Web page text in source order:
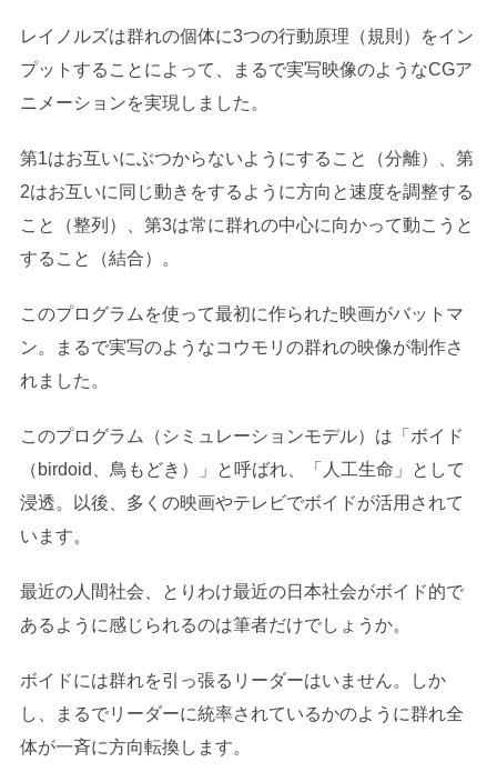
レイノルズは群れの個体に3つの行動原理（規則）をイン
プットすることによって、まるで実写映像のようなCGア
ニメーションを実現しました。
第1はお互いにぶつからないようにすること（分離）、第
2はお互いに同じ動きをするように方向と速度を調整する
こと（整列）、第3は常に群れの中心に向かって動こうと
すること（結合）。
このプログラムを使って最初に作られた映画がバットマ
ン。まるで実写のようなコウモリの群れの映像が制作さ
れました。
このプログラム（シミュレーションモデル）は「ボイド
（birdoid、鳥もどき）」と呼ばれ、「人工生命」として
浸透。以後、多くの映画やテレビでボイドが活用されて
います。
最近の人間社会、とりわけ最近の日本社会がボイド的で
あるように感じられるのは筆者だけでしょうか。
ボイドには群れを引っ張るリーダーはいません。しか
し、まるでリーダーに統率されているかのように群れ全
体が一斉に方向転換します。